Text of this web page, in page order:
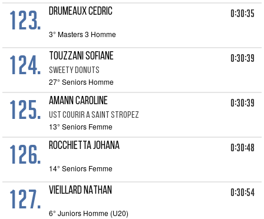
123. DRUMEAUX CEDRIC 0:30:35
3° Masters 3 Homme
124. TOUZZANI SOFIANE
SWEETY DONUTS
0:30:39
27° Seniors Homme
125. AMANN CAROLINE
UST COURIR A SAINT STROPEZ
0:30:39
13° Seniors Femme
126. ROCCHIETTA JOHANA 0:30:48
14° Seniors Femme
127. VIEILLARD NATHAN 0:30:54
6° Juniors Homme (U20)